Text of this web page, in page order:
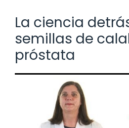
La ciencia
semillas de
próstata